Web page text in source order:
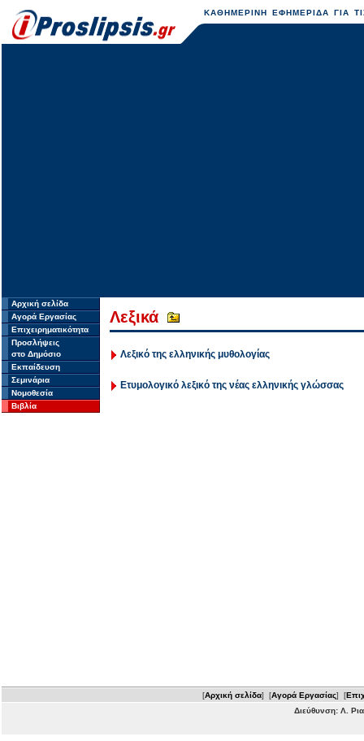
ΚΑΘΗΜΕΡΙΝΗ ΕΦΗΜΕΡΙΔΑ ΓΙΑ
Αρχική σελίδα
Αγορά Εργασίας
Επιχειρηματικότητα
Προσλήψεις
στο Δημόσιο
Εκπαίδευση
Σεμινάρια
Νομοθεσία
Βιβλία
Λεξικά
Λεξικό της ελληνικής μυθολογίας
Ετυμολογικό λεξικό της νέας ελληνικής γλώσσας
[Αρχική σελίδα] [Αγορά Εργασίας] [
Διεύθυνση: Λ.